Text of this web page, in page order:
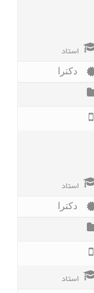
استاد
دکترا
استاد
دکترا
استاد